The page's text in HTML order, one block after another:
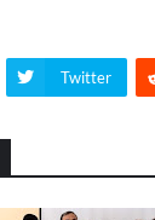
Twitter